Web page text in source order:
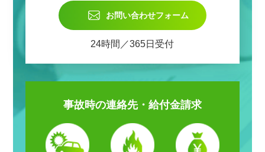
お問い合わせフォーム
24時間／365日受付
事故時の連絡先・給付金請求